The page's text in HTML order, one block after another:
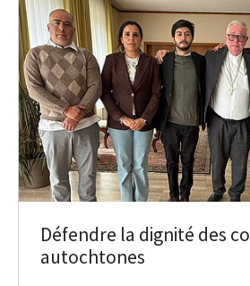
Défendre la dignité des
autochtones